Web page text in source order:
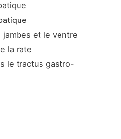
jambes et le ventre
la rate
le tractus gastro-